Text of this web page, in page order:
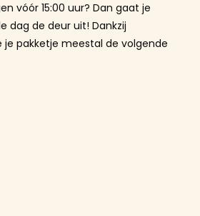
vóór 15:00 uur? Dan gaat je
dag de deur uit! Dankzij
je pakketje meestal de volgende